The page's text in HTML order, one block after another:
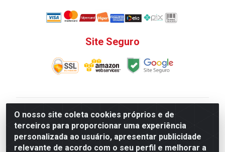
O nosso site coleta cookies próprios e de
terceiros para proporcionar uma experiência
personalizada ao usuário, apresentar publicidade
relevante de acordo com o seu perfil e melhorar a
Site Seguro
V. C. Ferragens LTDA - Rua do Matoso, 132 - Praça da
Bandeira, Rio de Janeiro/ RJ - CEP 20.270-135 - CNPJ
12.324.723/0001-25
Todas as regras de promoções, descontos, preços e